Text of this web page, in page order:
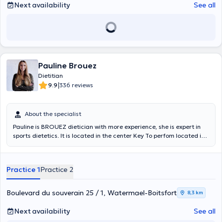
Next availability See all
Pauline Brouez
Dietitian
9.9|336 reviews
About the specialist
Pauline is BROUEZ dietician with more experience, she is expert in
sports dietetics. It is located in the center Key To perfom located in
Practice 1Practice 2
Boulevard du souverain 25 / 1, Watermael-Boitsfort 8,3 km
Next availability See all